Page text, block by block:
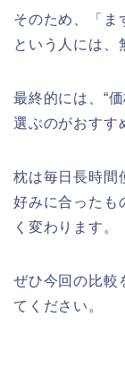
そのため、「ま
という人には、
最終的には、“
選ぶのがおすす
枕は毎日長時間
好みに合ったも
く変わります。
ぜひ今回の比較
てください。